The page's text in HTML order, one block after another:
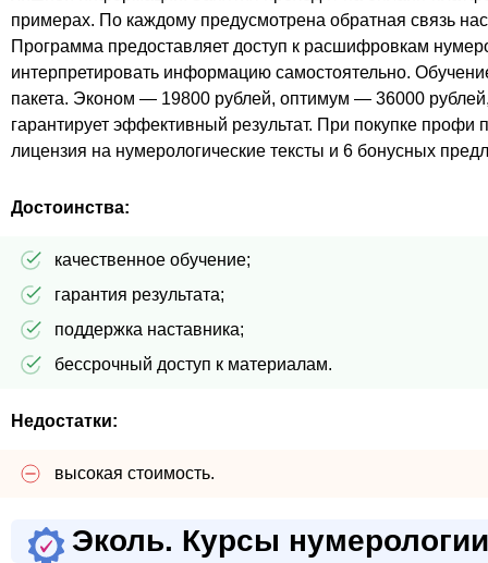
примерах. По каждому предусмотрена обратная связь
Программа предоставляет доступ к расшифровкам
интерпретировать информацию самостоятельно.
пакета. Эконом — 19800 рублей, оптимум — 36000
гарантирует эффективный результат. При покупке профи
лицензия на нумерологические тексты и 6 бонусных
Достоинства:
качественное обучение;
гарантия результата;
поддержка наставника;
бессрочный доступ к материалам.
Недостатки:
высокая стоимость.
Эколь. Курсы нумерологии